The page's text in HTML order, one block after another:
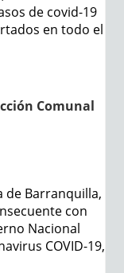
de covid-19
en todo el
Comunal
Barranquilla,
con
Nacional
COVID-19,